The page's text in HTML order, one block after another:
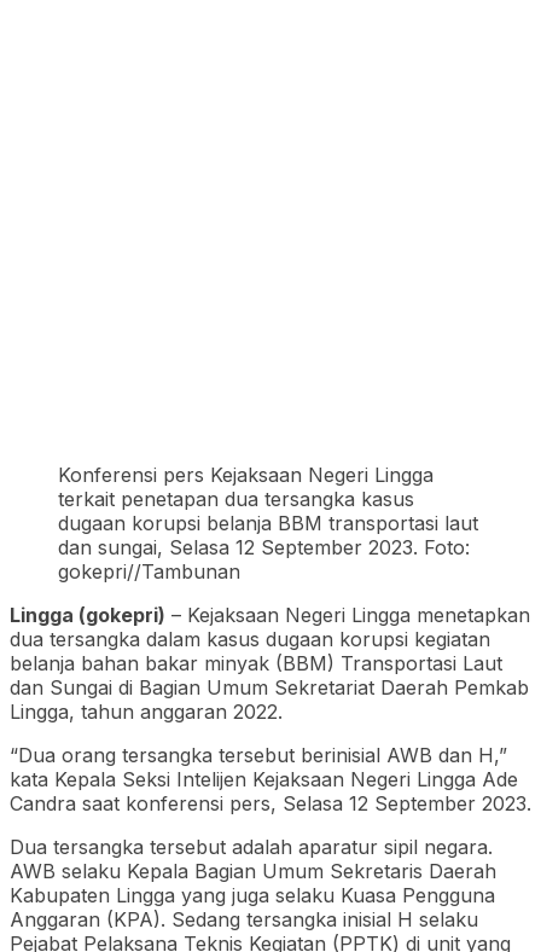
Konferensi pers Kejaksaan Negeri Lingga
terkait penetapan dua tersangka kasus
dugaan korupsi belanja BBM transportasi laut
dan sungai, Selasa 12 September 2023. Foto:
gokepri//Tambunan
Lingga (gokepri) – Kejaksaan Negeri Lingga menetapkan
dua tersangka dalam kasus dugaan korupsi kegiatan
belanja bahan bakar minyak (BBM) Transportasi Laut
dan Sungai di Bagian Umum Sekretariat Daerah Pemkab
Lingga, tahun anggaran 2022.
“Dua orang tersangka tersebut berinisial AWB dan H,”
kata Kepala Seksi Intelijen Kejaksaan Negeri Lingga Ade
Candra saat konferensi pers, Selasa 12 September 2023.
Dua tersangka tersebut adalah aparatur sipil negara.
AWB selaku Kepala Bagian Umum Sekretaris Daerah
Kabupaten Lingga yang juga selaku Kuasa Pengguna
Anggaran (KPA). Sedang tersangka inisial H selaku
Pejabat Pelaksana Teknis Kegiatan (PPTK) di unit yang